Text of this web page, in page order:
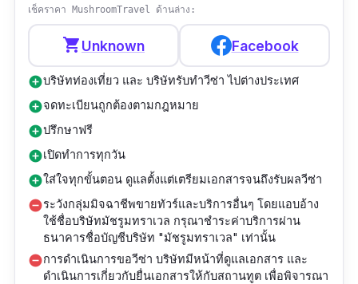
เช็คราคา MushroomTravel ด้านล่าง:
shopping_cartUnknown Facebook
add_circleบริษัทท่องเที่ยว และ บริษัทรับทําวีซ่า ไปต่างประเทศ
add_circleจดทะเบียนถูกต้องตามกฎหมาย
add_circleปรึกษาฟรี
add_circleเปิดทำการทุกวัน
add_circleใส่ใจทุกขั้นตอน ดูแลตั้งแต่เตรียมเอกสารจนถึงรับผลวีซ่า
remove_circleระวังกลุ่มมิจฉาชีพขายทัวร์และบริการอื่นๆ โดยแอบอ้าง
ใช้ชื่อบริษัทมัชรูมทราเวล กรุณาชำระค่าบริการผ่าน
ธนาคารชื่อบัญชีบริษัท "มัชรูมทราเวล" เท่านั้น
remove_circleการดำเนินการขอวีซ่า บริษัทมีหน้าที่ดูแลเอกสาร และ
ดำเนินการเกี่ยวกับยื่นเอกสารให้กับสถานทูต เพื่อพิจารณา